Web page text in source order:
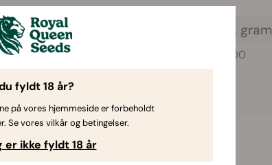
Spiring Frø pr. gram
7 - 14 dage / 13°C
- brug for lys til at
spire.
cm
400 - 500
fyldt 18 år?
på vores hjemmeside er forbeholdt
Se vores vilkår og betingelser.
er ikke fyldt 18 år